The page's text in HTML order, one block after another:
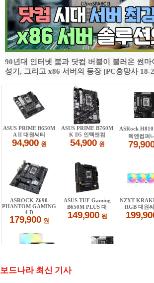
90년대 인터넷 붐과 닷컴 버블이 불러온 썬마
성기, 그리고 x86 서버의 등장 [PC흥망사 18-
보드나라 최신 기사